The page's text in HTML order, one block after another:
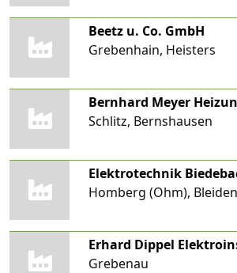
Beetz u. Co. GmbH
Grebenhain, Heisters
Bernhard Meyer
Schlitz, Bernshausen
Elektrotechnik
Homberg (Ohm),
Erhard Dippel
Grebenau